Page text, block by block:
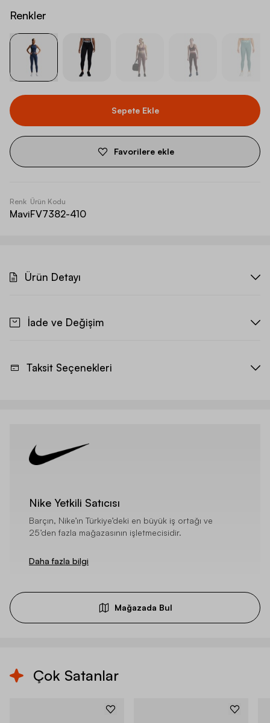
Renkler
Sepete Ekle
Favorilere ekle
Renk
Mavi
Ürün Kodu
FV7382-410
Ürün Detayı
İade ve Değişim
Taksit Seçenekleri
Nike Yetkili Satıcısı
Barçın, Nike’ın Türkiye’deki en büyük iş ortağı ve
25’den fazla mağazasının işletmecisidir.
Daha fazla bilgi
Mağazada Bul
Çok Satanlar